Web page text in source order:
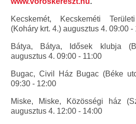
Kecskemét, Kecskeméti
(Koháry krt. 4.) augusztus 4. 09:00 -
Bátya, Bátya, Idősek klubja
augusztus 4. 09:00 - 11:00
Bugac, Civil Ház Bugac (Béke
09:30 - 12:00
Miske, Miske, Közösségi ház
augusztus 4. 12:00 - 14:00